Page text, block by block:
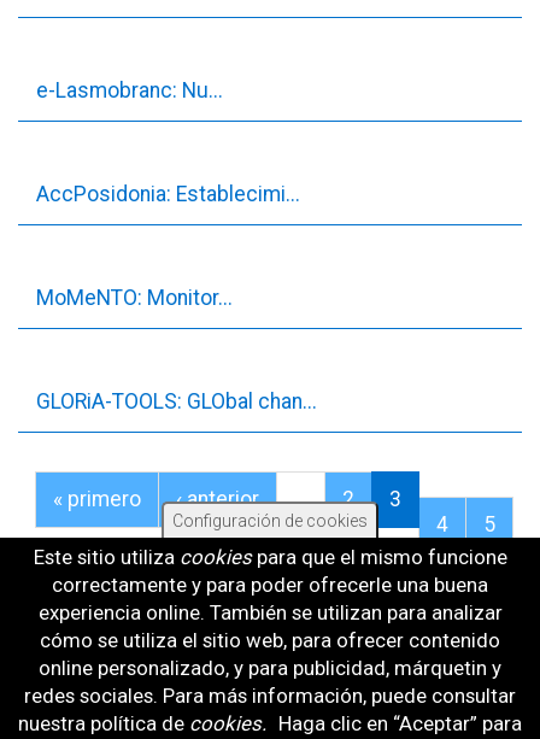
e-Lasmobranc: Nu...
AccPosidonia: Establecimi...
MoMeNTO: Monitor...
GLORiA-TOOLS: GLObal chan...
« primero ‹ anterior … 2
3
4
5
… siguiente › última »
BOLETÍN PROGRAMA PLEAMAR
Configuración de cookies
Este sitio utiliza cookiespara que el mismo funcione
correctamente y para poder ofrecerle una buena
experiencia online. También se utilizan para analizar
cómo se utiliza el sitio web, para ofrecer contenido
online personalizado, y para publicidad, márquetin y
redes sociales. Para más información, puede consultar
nuestra política de cookies. Haga clic en “Aceptar” para